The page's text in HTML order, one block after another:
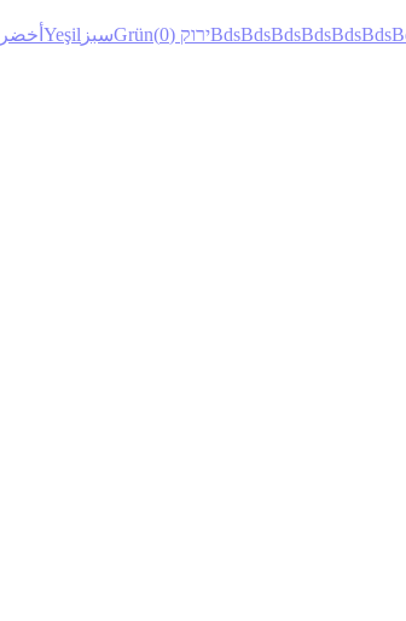
أخضر Yeşil سبزGrün ירוק (0) BdsBdsBdsBdsBdsBds